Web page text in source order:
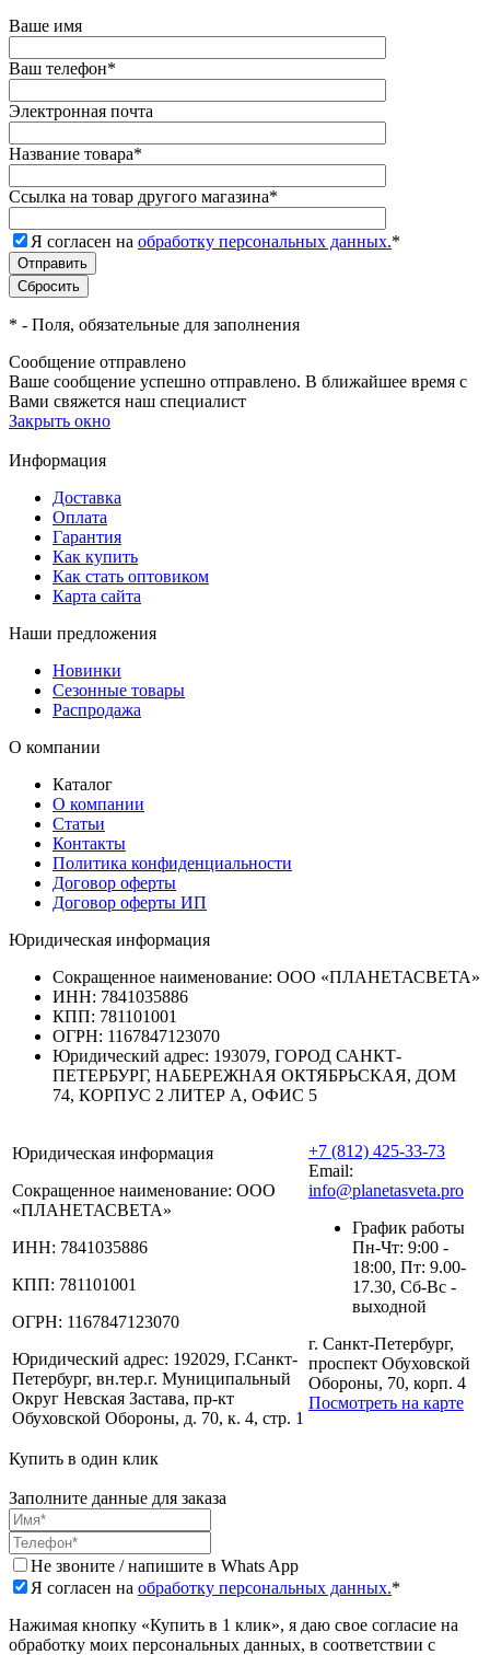
Ваше имя
Ваш телефон*
Электронная почта
Название товара*
Ссылка на товар другого магазина*
Я согласен на обработку персональных данных.*
* - Поля, обязательные для заполнения
Сообщение отправлено
Ваше сообщение успешно отправлено. В ближайшее время с
Вами свяжется наш специалист
Закрыть окно
Информация
Доставка
Оплата
Гарантия
Как купить
Как стать оптовиком
Карта сайта
Наши предложения
Новинки
Сезонные товары
Распродажа
О компании
Каталог
О компании
Статьи
Контакты
Политика конфиденциальности
Договор оферты
Договор оферты ИП
Юридическая информация
Сокращенное наименование: ООО «ПЛАНЕТАСВЕТА»
ИНН: 7841035886
КПП: 781101001
ОГРН: 1167847123070
Юридический адрес: 193079, ГОРОД САНКТ-
ПЕТЕРБУРГ, НАБЕРЕЖНАЯ ОКТЯБРЬСКАЯ, ДОМ
74, КОРПУС 2 ЛИТЕР А, ОФИС 5
Юридическая информация
Сокращенное наименование: ООО
«ПЛАНЕТАСВЕТА»
ИНН: 7841035886
КПП: 781101001
ОГРН: 1167847123070
Юридический адрес: 192029, Г.Санкт-
Петербург, вн.тер.г. Муниципальный
Округ Невская Застава, пр-кт
Обуховской Обороны, д. 70, к. 4, стр. 1
+7 (812) 425-33-73
Email:
info@planetasveta.pro
График работы
Пн-Чт: 9:00 -
18:00, Пт: 9.00-
17.30, Сб-Вс -
выходной
г. Санкт-Петербург,
проспект Обуховской
Обороны, 70, корп. 4
Посмотреть на карте
Купить в один клик
Заполните данные для заказа
Не звоните / напишите в Whats App
Я согласен на обработку персональных данных.*
Нажимая кнопку «Купить в 1 клик», я даю свое согласие на
обработку моих персональных данных, в соответствии с